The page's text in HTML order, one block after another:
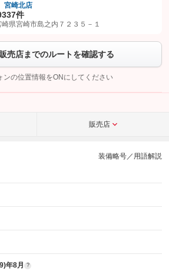
ットを友だち追加してから「許可する」ボタンを押
ボタンをタップして問い合わせを
。
こちら
宮崎北店
337件
県宮崎市島之内７２３５－１
売店までのルートを確認する
ンの位置情報をONにしてください
販売店
装備略号／用語解説
年8月 ?